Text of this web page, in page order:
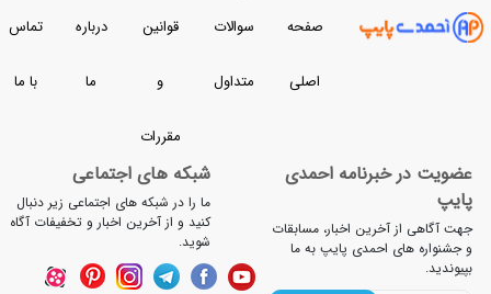
صفحه
اصلی
سوالات
متداول
قوانین
مقررات
درباره تماس
در خبرنامه احمدی
آگاهی از آخرین اخبار، مسابقات
جشنواره های احمدی پایپ به ما
شبکه های اجتماعی
ما را در شبکه های اجتماعی زیر دنبال
کنید و از آخرین اخبار و تخفیفات آگاه
شوید.